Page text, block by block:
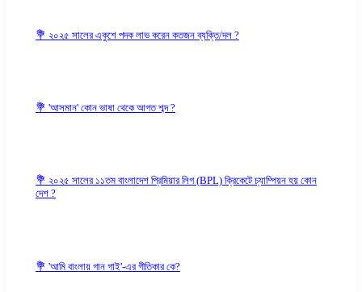
💐 ২০২৫ সালের একুশে পদক লাভ করেন কতজন ব্যক্তি/দল ?
💐 'আসমান' কোন ভাষা থেকে আগত শব্দ ?
💐 ২০২৫ সালের ১১তম বাংলাদেশ প্রিমিয়ার লিগ (BPL) ক্রিকেটে চ্যাম্পিয়ন হয় কোন
দেশ ?
💐 'আমি বাংলায় গান গাই'-এর গীতিকার কে?